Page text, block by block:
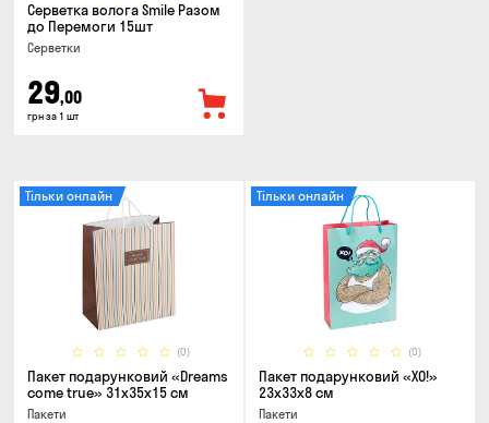
Серветка волога Smile Разом
до Перемоги 15шт
Серветки
29,00
грн за 1 шт
(0)
Тільки онлайн
Пакет подарунковий «Dreams
come true» 31x35x15 см
Пакети
(0)
Тільки онлайн
Пакет подарунковий «ХО!»
23x33x8 см
Пакети